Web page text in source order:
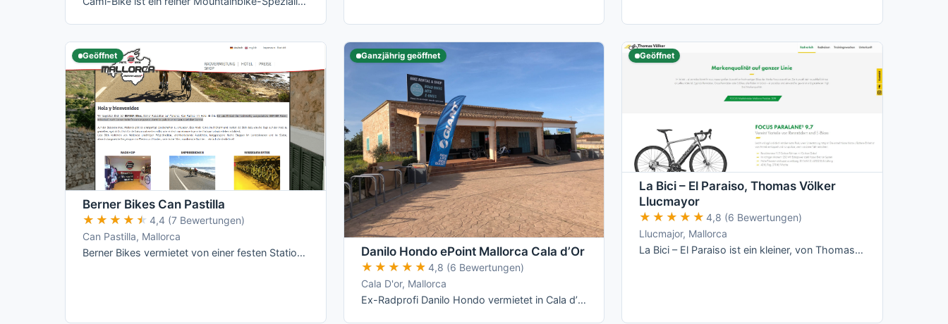
Geöffnet
Berner Bikes Can Pastilla
★★★★★
★★★★★ 4,4 (7 Bewertungen)
Can Pastilla, Mallorca
Berner Bikes vermietet von einer festen Station im Hotel THB El Cid an der Playa de Palma aus eine reine Rennrad- und E-Rennrad-Flotte mit …
Ganzjährig geöffnet
Danilo Hondo ePoint Mallorca Cala d’Or
★★★★★
★★★★★ 4,8 (6 Bewertungen)
Cala D'or, Mallorca
Ex-Radprofi Danilo Hondo vermietet in Cala d’Or Giant- und Liv-Räder – vom Rennrad über Mountainbike bis zum E-Bike – und betreibt dort ein …
Geöffnet
La Bici – El Paraiso, Thomas Völker
Llucmayor
★★★★★
★★★★★4,8 (6 Bewertungen)
Llucmajor, Mallorca
La Bici – El Paraiso ist ein kleiner, von Thomas Völker persönlich geführter Radverleih in Llucmajor mit Fokus auf Focus-Räder (Rennrad, …